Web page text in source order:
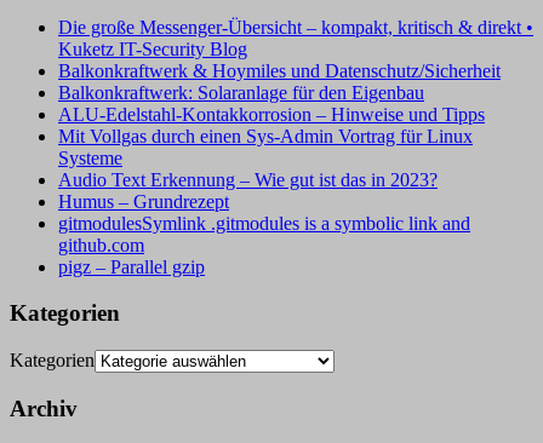
Die große Messenger-Übersicht – kompakt, kritisch & direkt •
Kuketz IT-Security Blog
Balkonkraftwerk & Hoymiles und Datenschutz/Sicherheit
Balkonkraftwerk: Solaranlage für den Eigenbau
ALU-Edelstahl-Kontakkorrosion – Hinweise und Tipps
Mit Vollgas durch einen Sys-Admin Vortrag für Linux
Systeme
Audio Text Erkennung – Wie gut ist das in 2023?
Humus – Grundrezept
gitmodulesSymlink .gitmodules is a symbolic link and
github.com
pigz – Parallel gzip
Kategorien
Kategorien
Archiv